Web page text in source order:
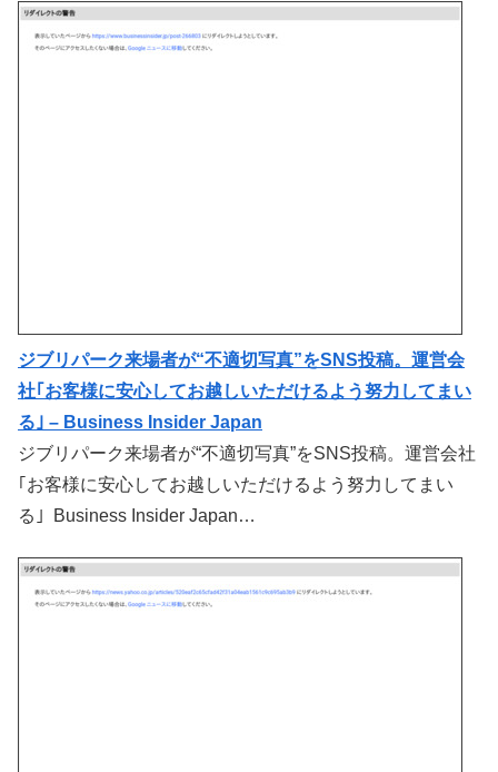
ジブリパーク来場者が“不適切写真”をSNS投稿。運営会
社｢お客様に安心してお越しいただけるよう努力してまい
る｣ – Business Insider Japan
ジブリパーク来場者が“不適切写真”をSNS投稿。運営会社
｢お客様に安心してお越しいただけるよう努力してまい
る｣ Business Insider Japan…